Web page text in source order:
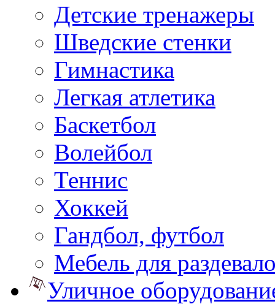
Детские тренажеры
Шведские стенки
Гимнастика
Легкая атлетика
Баскетбол
Волейбол
Теннис
Хоккей
Гандбол, футбол
Мебель для
Уличное